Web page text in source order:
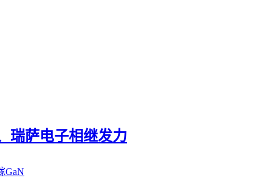
瑞萨电子相继发力
GaN